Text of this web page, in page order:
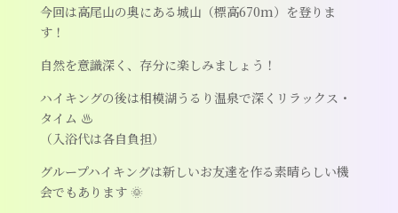
今回は高尾山の奥にある城山（標高670m）を登りま
す！
自然を意識深く、存分に楽しみましょう！
ハイキングの後は相模湖うるり温泉で深くリラックス・
タイム ♨️
（入浴代は各自負担）
グループハイキングは新しいお友達を作る素晴らしい機
会でもあります 🌞